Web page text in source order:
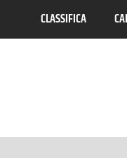
CLASSIFICA